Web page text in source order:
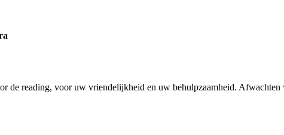
de reading, voor uw vriendelijkheid en uw behulpzaamheid. Afwachten